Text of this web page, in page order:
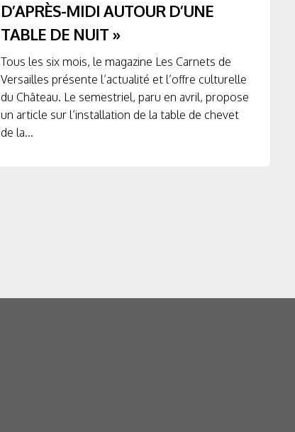
D’APRÈS-MIDI AUTOUR D’UNE
TABLE DE NUIT »
Tous les six mois, le magazine Les Carnets de
Versailles présente l’actualité et l’offre culturelle
du Château. Le semestriel, paru en avril, propose
un article sur l’installation de la table de chevet
de la...